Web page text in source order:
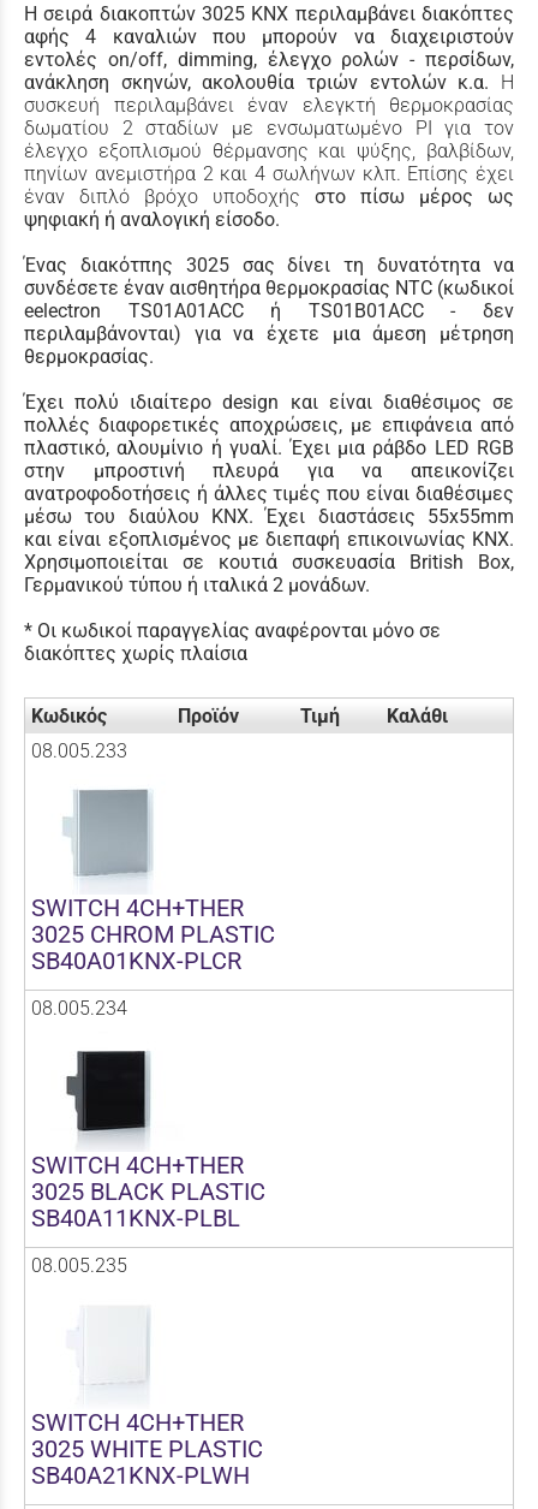
Η σειρά διακοπτών 3025 KNX περιλαμβάνει διακόπτες
αφής 4 καναλιών που μπορούν να διαχειριστούν
εντολές on/off, dimming, έλεγχο ρολών - περσίδων,
ανάκληση σκηνών, ακολουθία τριών εντολών κ.α.
Η
συσκευή περιλαμβάνει έναν ελεγκτή θερμοκρασίας
δωματίου 2 σταδίων με ενσωματωμένο PI για τον
έλεγχο εξοπλισμού θέρμανσης και ψύξης, βαλβίδων,
πηνίων ανεμιστήρα 2 και 4 σωλήνων κλπ. Επίσης έχει
έναν διπλό βρόχο υποδοχής στο πίσω μέρος ως
ψηφιακή ή αναλογική είσοδο.
Ένας διακότπης 3025 σας δίνει τη δυνατότητα να
συνδέσετε έναν αισθητήρα θερμοκρασίας NTC (κωδικοί
eelectron TS01A01ACC ή TS01B01ACC - δεν
περιλαμβάνονται) για να έχετε μια άμεση μέτρηση
θερμοκρασίας.
Έχει πολύ ιδιαίτερο design και είναι διαθέσιμος σε
πολλές διαφορετικές αποχρώσεις, με επιφάνεια από
πλαστικό, αλουμίνιο ή γυαλί. Έχει μια ράβδο LED RGB
στην μπροστινή πλευρά για να απεικονίζει
ανατροφοδοτήσεις ή άλλες τιμές που είναι διαθέσιμες
μέσω του διαύλου KNX. Έχει διαστάσεις 55x55mm
και είναι εξοπλισμένος με διεπαφή επικοινωνίας KNX.
Χρησιμοποιείται σε κουτιά συσκευασία British Box,
Γερμανικού τύπου ή ιταλικά 2 μονάδων.
* Οι κωδικοί παραγγελίας αναφέρονται μόνο σε
διακόπτες χωρίς πλαίσια
Κωδικός Προϊόν Τιμή
Καλάθι
08.005.233
SWITCH 4CH+THER
3025 CHROM PLASTIC
SB40A01KNX-PLCR
08.005.234
SWITCH 4CH+THER
3025 BLACK PLASTIC
SB40A11KNX-PLBL
08.005.235
SWITCH 4CH+THER
3025 WHITE PLASTIC
SB40A21KNX-PLWH